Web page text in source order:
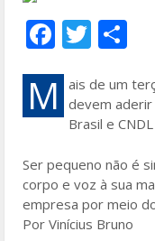
F
ac
e
b
o
k
T
w
itt
er
ar
e
M
ais de um
devem aderir
Brasil e CNDL
Ser pequeno não é
corpo e voz à sua
empresa por meio
Por Vinícius Bruno